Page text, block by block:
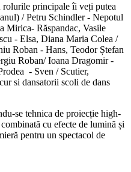
principale îi veți putea
/ Petru Schindler - Nepotul
Mirica- Răspandac, Vasile
- Elsa, Diana Maria Colea /
Roban - Hans, Teodor Ștefan
Roban/ Ioana Dragomir -
- Sven / Scutier,
si dansatorii scoli de dans
se tehnica de proiecție high-
cu efecte de lumină și
pentru un spectacol de